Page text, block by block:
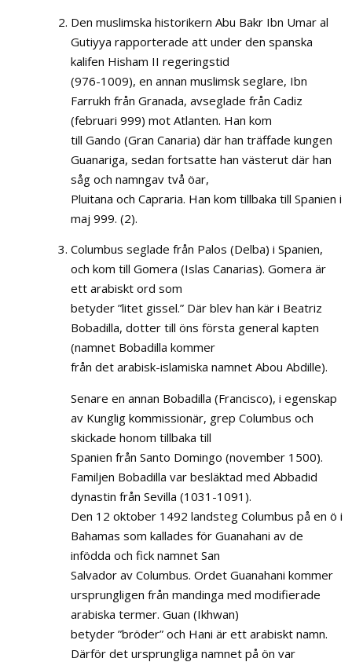
Den muslimska historikern Abu Bakr Ibn Umar al
Gutiyya rapporterade att under den spanska
kalifen Hisham II regeringstid
(976-1009), en annan muslimsk seglare, Ibn
Farrukh från Granada, avseglade från Cadiz
(februari 999) mot Atlanten. Han kom
till Gando (Gran Canaria) där han träffade kungen
Guanariga, sedan fortsatte han västerut där han
såg och namngav två öar,
Pluitana och Capraria. Han kom tillbaka till Spanien i
maj 999. (2).
Columbus seglade från Palos (Delba) i Spanien,
och kom till Gomera (Islas Canarias). Gomera är
ett arabiskt ord som
betyder ”litet gissel.” Där blev han kär i Beatriz
Bobadilla, dotter till öns första general kapten
(namnet Bobadilla kommer
från det arabisk-islamiska namnet Abou Abdille).
Senare en annan Bobadilla (Francisco), i egenskap
av Kunglig kommissionär, grep Columbus och
skickade honom tillbaka till
Spanien från Santo Domingo (november 1500).
Familjen Bobadilla var besläktad med Abbadid
dynastin från Sevilla (1031-1091).
Den 12 oktober 1492 landsteg Columbus på en ö i
Bahamas som kallades för Guanahani av de
infödda och fick namnet San
Salvador av Columbus. Ordet Guanahani kommer
ursprungligen från mandinga med modifierade
arabiska termer. Guan (Ikhwan)
betyder ”bröder” och Hani är ett arabiskt namn.
Därför det ursprungliga namnet på ön var